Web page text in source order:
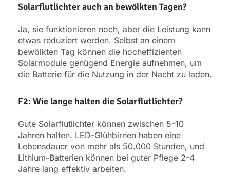
Solarflutlichter auch an bewölkten Tagen?
Ja, sie funktionieren noch, aber die Leistung kann
etwas reduziert werden. Selbst an einem
bewölkten Tag können die hocheffizienten
Solarmodule genügend Energie aufnehmen, um
die Batterie für die Nutzung in der Nacht zu laden.
F2: Wie lange halten die Solarflutlichter?
Gute Solarflutlichter können zwischen 5-10
Jahren halten. LED-Glühbirnen haben eine
Lebensdauer von mehr als 50.000 Stunden, und
Lithium-Batterien können bei guter Pflege 2-4
Jahre lang effektiv arbeiten.